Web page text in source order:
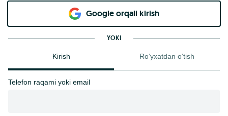
Goo​g​le orqali kirish
YOKI
Kirish Ro‘yxatdan o‘tish
Telefon raqami yoki email